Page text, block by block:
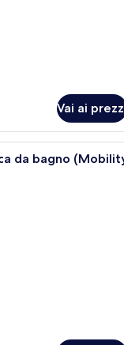
Vai ai
camera d'albergo con
da bagno